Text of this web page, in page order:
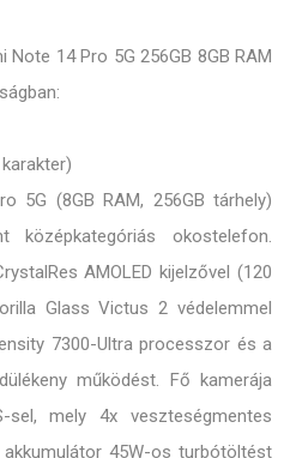
Note 14 Pro 5G 256GB 8GB RAM
5G (8GB RAM, 256GB tárhely)
középkategóriás okostelefon.
AMOLED kijelzővel (120
Glass Victus 2 védelemmel
7300-Ultra processzor és a
működést. Fő kamerája
sel, mely 4x veszteségmentes
45W-os turbótöltést